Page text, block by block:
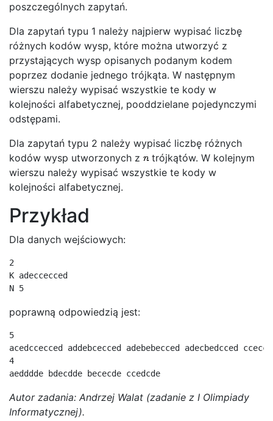
poszczególnych zapytań.
Dla zapytań typu 1 należy najpierw wypisać liczbę
różnych kodów wysp, które można utworzyć z
przystających wysp opisanych podanym kodem
poprzez dodanie jednego trójkąta. W następnym
wierszu należy wypisać wszystkie te kody w
kolejności alfabetycznej, pooddzielane pojedynczymi
odstępami.
Dla zapytań typu 2 należy wypisać liczbę różnych
kodów wysp utworzonych z
trójkątów. W kolejnym
wierszu należy wypisać wszystkie te kody w
kolejności alfabetycznej.
Przykład
Dla danych wejściowych:
2
K adeccecced
N 5
poprawną odpowiedzią jest:
5
acedccecced addebcecced adebebecced adecbedcced
4
aedddde bdecdde bececde ccedcde
Autor zadania: Andrzej Walat (zadanie z I Olimpiady
Informatycznej).